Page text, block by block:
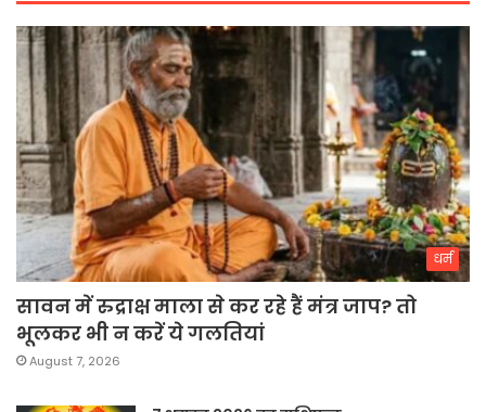
धर्म
सावन में रुद्राक्ष माला से कर रहे हैं मंत्र जाप? तो
भूलकर भी न करें ये गलतियां
August 7, 2026